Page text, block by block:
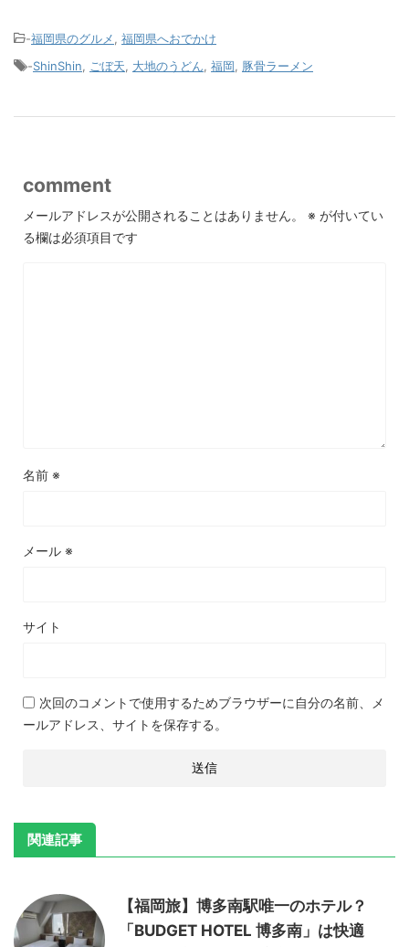
-福岡県のグルメ
福岡県へおでかけ
-ShinShin ごぼ天 大地のうどん 福岡 豚骨ラーメン
comment
メールアドレスが公開されることはありません。 ※ が付いてい
る欄は必須項目です
名前 ※
メール ※
サイト
次回のコメントで使用するためブラウザーに自分の名前、メ
ールアドレス、サイトを保存する。
関連記事
【福岡旅】博多南駅唯一のホテル？
「BUDGET HOTEL 博多南」は快適